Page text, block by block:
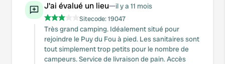
J'ai évalué un lieu—il y a 11 mois
Sitecode:19047
Très grand camping. Idéalement situé pour
rejoindre le Puy du Fou à pied. Les sanitaires sont
tout simplement trop petits pour le nombre de
campeurs. Service de livraison de pain. Accès